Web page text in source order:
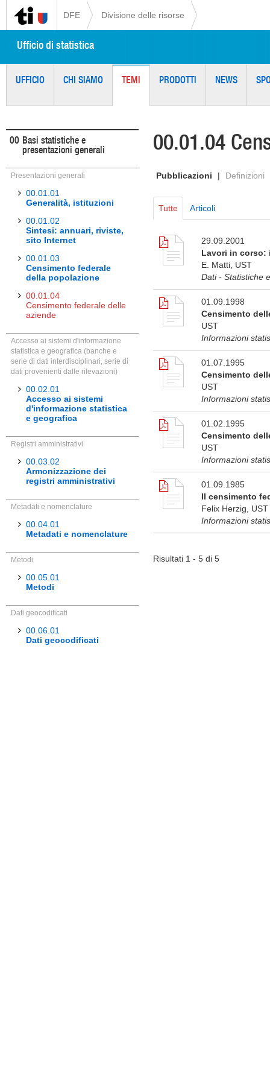
DFE Divisione delle risorse
Ufficio di statistica
UFFICIO CHI SIAMO TEMI PRODOTTI NEWS
00 Basi statistiche e
presentazioni generali
Presentazioni generali
00.01.01
Generalità, istituzioni
00.01.02
Sintesi: annuari, riviste,
sito Internet
00.01.03
Censimento federale
della popolazione
00.01.04
Censimento federale delle
aziende
Accesso ai sistemi d'informazione
statistica e geografica (banche e
serie di dati interdisciplinari, serie di
dati provenienti dalle rilevazioni)
00.02.01
Accesso ai sistemi
d'informazione statistica
e geografica
Registri amministrativi
00.03.02
Armonizzazione dei
registri amministrativi
Metadati e nomenclature
00.04.01
Metadati e nomenclature
Metodi
00.05.01
Metodi
Dati geocodificati
00.06.01
Dati geocodificati
00.01.04
Pubblicazioni | Definizioni
Tutte Articoli
29.09.2001
Lavori in corso:
E. Matti, UST
Dati - Statistiche
01.09.1998
Censimento
UST
Informazioni
01.07.1995
Censimento
UST
Informazioni
01.02.1995
Censimento
UST
Informazioni
01.09.1985
Il censimento
Felix Herzig, UST
Informazioni
Risultati 1 - 5 di 5